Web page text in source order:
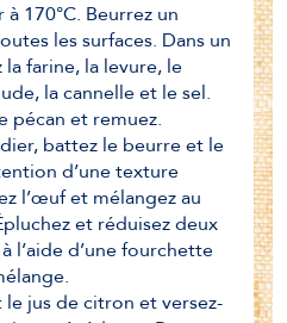
170°C. Beurrez un
les surfaces. Dans un
farine, la levure, le
la cannelle et le sel.
pécan et remuez.
battez le beurre et le
d’une texture
l’œuf et mélangez au
et réduisez deux
l’aide d’une fourchette
jus de citron et versez-